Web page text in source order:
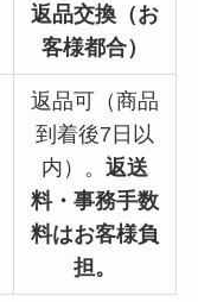
返品交換（お
客様都合）
返品可（商品
到着後7日以
内）。 返送
料・事務手数
料はお客様負
担。